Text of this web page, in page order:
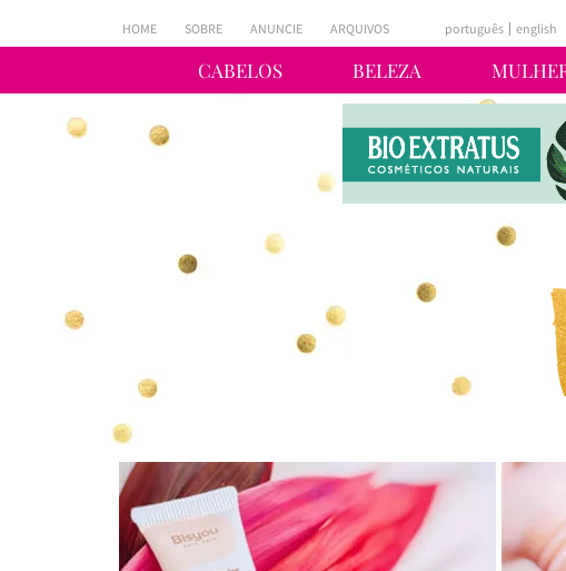
CABELOS BELEZA
HOME SOBRE ANUNCIE ARQUIVOS português english